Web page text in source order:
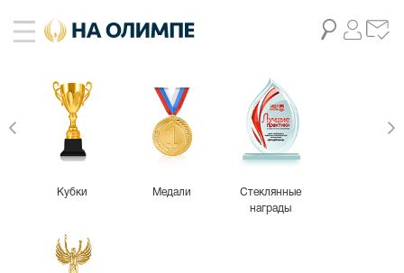
Кубки Медали
Стеклянные
награды